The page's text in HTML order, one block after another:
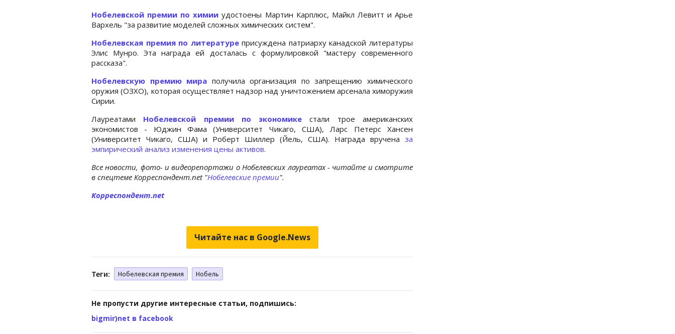
Нобелевской премии по химии удостоены Мартин Карплюс, Майкл Левитт и Арье
Вархель "за развитие моделей сложных химических систем".
Нобелевская премия по литературеприсуждена патриарху канадской литературы
Элис Мунро. Эта награда ей досталась с формулировкой "мастеру современного
рассказа".
Нобелевскую премию мира получила организация по запрещению химического
оружия (ОЗХО), которая осуществляет надзор над уничтожением арсенала химоружия
Сирии.
Лауреатами Нобелевской премии по экономике стали трое американских
экономистов - Юджин Фама (Университет Чикаго, США), Ларс Петерс Хансен
(Университет Чикаго, США) и Роберт Шиллер (Йель, США). Награда вручена за
эмпирический анализ изменения цены активов.
Все новости, фото- и видеорепортажи о Нобелевских лауреатах - читайте и смотрите
в спецтеме Корреспондент.net "Нобелевские премии".
Корреспондент.net
Читайте нас в Google.News
Теги: Нобелевская премия Нобель
Не пропусти другие интересные статьи, подпишись:
bigmir)net в facebook